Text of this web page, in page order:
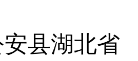
县湖北省